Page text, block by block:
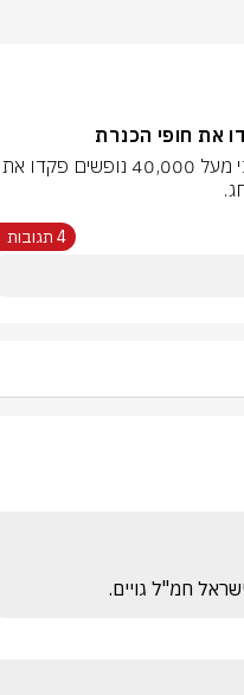
4 תגובות
חמ"ל גויים.